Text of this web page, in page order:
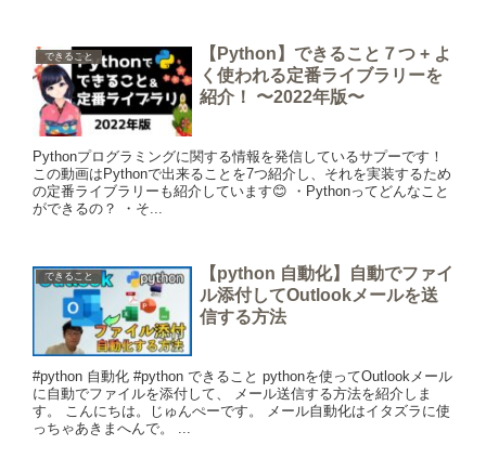
できること
【Python】できること７つ + よ
く使われる定番ライブラリーを
紹介！ 〜2022年版〜
Pythonプログラミングに関する情報を発信しているサプーです！
この動画はPythonで出来ることを7つ紹介し、それを実装するため
の定番ライブラリーも紹介しています😊 ・Pythonってどんなこと
ができるの？ ・そ...
できること
【python 自動化】自動でファイ
ル添付してOutlookメールを送
信する方法
#python 自動化 #python できること pythonを使ってOutlookメール
に自動でファイルを添付して、 メール送信する方法を紹介しま
す。 こんにちは。じゅんぺーです。 メール自動化はイタズラに使
っちゃあきまへんで。 ...